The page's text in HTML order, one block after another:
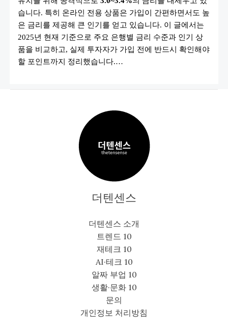
비
교:
은
행
VS
축
은
행
습니다. 특히 온라인 전용 상품은 가입이 간편하면서도 높
은 금리를 제공해 큰 인기를 얻고 있습니다. 이 글에서는
2025년 현재 기준으로 주요 은행별 금리 수준과 인기 상
품을 비교하고, 실제 투자자가 가입 전에 반드시 확인해야
할 포인트까지 정리했습니다.…
더텐센스
더텐센스 소개
트렌드 10
재테크 10
AI·테크 10
알짜 부업 10
생활·문화 10
문의
개인정보 처리방침